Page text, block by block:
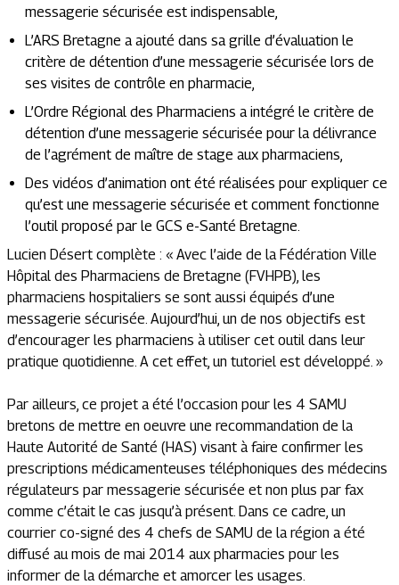
messagerie sécurisée est indispensable,
L’ARS Bretagne a ajouté dans sa grille d’évaluation le
critère de détention d’une messagerie sécurisée lors de
ses visites de contrôle en pharmacie,
L’Ordre Régional des Pharmaciens a intégré le critère de
détention d’une messagerie sécurisée pour la délivrance
de l’agrément de maître de stage aux pharmaciens,
Des vidéos d’animation ont été réalisées pour expliquer ce
qu’est une messagerie sécurisée et comment fonctionne
l’outil proposé par le GCS e-Santé Bretagne.
Lucien Désert complète : « Avec l’aide de la Fédération Ville
Hôpital des Pharmaciens de Bretagne (FVHPB), les
pharmaciens hospitaliers se sont aussi équipés d’une
messagerie sécurisée. Aujourd’hui, un de nos objectifs est
d’encourager les pharmaciens à utiliser cet outil dans leur
pratique quotidienne. A cet effet, un tutoriel est développé. »
Par ailleurs, ce projet a été l’occasion pour les 4 SAMU
bretons de mettre en oeuvre une recommandation de la
Haute Autorité de Santé (HAS) visant à faire confirmer les
prescriptions médicamenteuses téléphoniques des médecins
régulateurs par messagerie sécurisée et non plus par fax
comme c’était le cas jusqu’à présent. Dans ce cadre, un
courrier co-signé des 4 chefs de SAMU de la région a été
diffusé au mois de mai 2014 aux pharmacies pour les
informer de la démarche et amorcer les usages.